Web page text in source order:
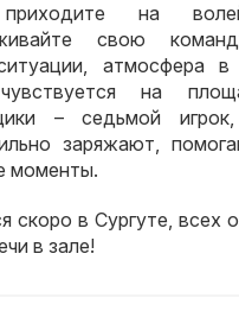
приходите на
свою
, атмосфера в
на
– седьмой игрок,
заряжают,
моменты.
скоро в Сургуте, всех
в зале!